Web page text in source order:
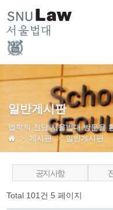
일반게시판
법학의 전당 서울법대 방문을
게시판
일반게시판
공지사항
Total 101건 5 페이지